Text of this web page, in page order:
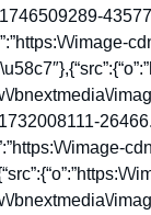
\/
bnextmedia\/
\/
bnextmedia\/